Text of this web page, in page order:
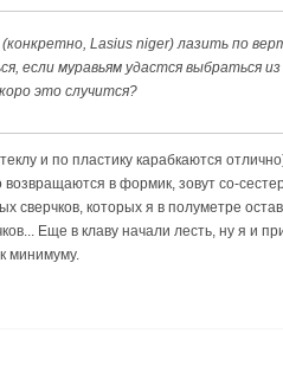
Lasius niger) лазить по
если муравьям удастся выбраться
это случится?
и по пластику карабкаются
в формик, зовут со-
сверчков, которых я в полуметре
Еще в клаву начали лесть, ну я и
минимуму.